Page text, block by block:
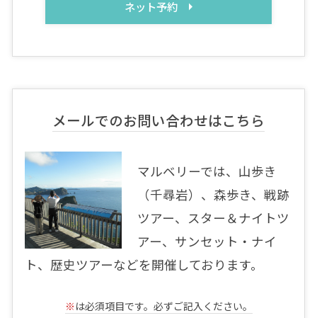
ネット予約
メールでのお問い合わせはこちら
マルベリーでは、山歩き
（千尋岩）、森歩き、戦跡
ツアー、スター＆ナイトツ
アー、サンセット・ナイ
ト、歴史ツアーなどを開催しております。
※ は必須項目です。必ずご記入ください。